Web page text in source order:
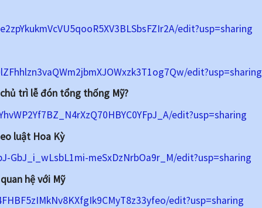
edit?usp=sharing
edit?usp=sharing
trì lễ đón tổng thống Mỹ?
edit?usp=sharing
luật Hoa Kỳ
meSxDzNrbOa9r_M/edit?usp=sharing
hệ với Mỹ
edit?usp=sharing